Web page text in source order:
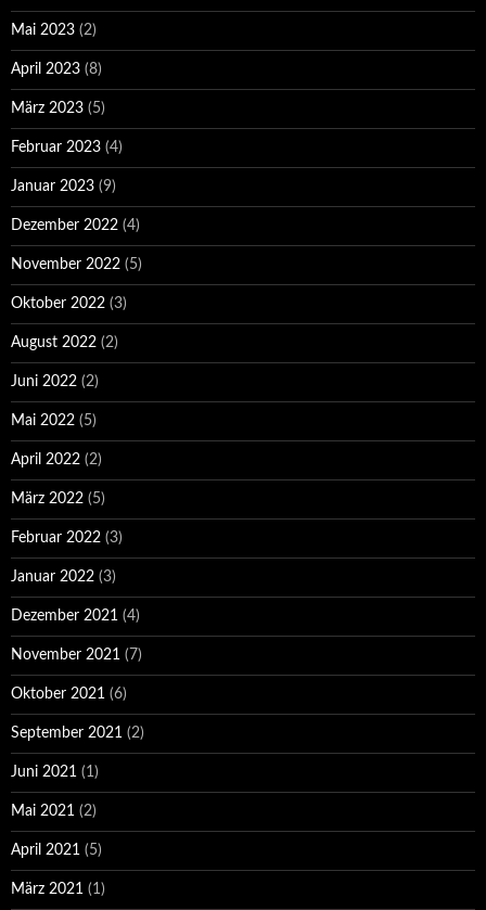
Mai 2023 (2)
April 2023 (8)
März 2023 (5)
Februar 2023 (4)
Januar 2023 (9)
Dezember 2022 (4)
November 2022 (5)
Oktober 2022 (3)
August 2022 (2)
Juni 2022 (2)
Mai 2022 (5)
April 2022 (2)
März 2022 (5)
Februar 2022 (3)
Januar 2022 (3)
Dezember 2021 (4)
November 2021 (7)
Oktober 2021 (6)
September 2021 (2)
Juni 2021 (1)
Mai 2021 (2)
April 2021 (5)
März 2021 (1)